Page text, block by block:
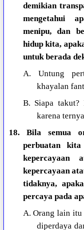
demikian
mengetahui
menipu, dan
hidup kita,
untuk berada
A. Untung
khayalan
B. Siapa takut?
karena
18. Bila semua
perbuatan
kepercayaan
kepercayaan
tidaknya,
percaya pada
A. Orang lain itu
diperdaya